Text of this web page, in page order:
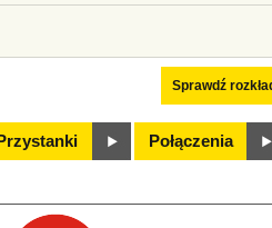
Sprawdź
Przystanki Połączenia